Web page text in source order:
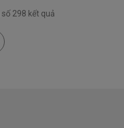
298 kết quả